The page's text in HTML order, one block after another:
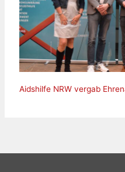
Aidshilfe NRW vergab